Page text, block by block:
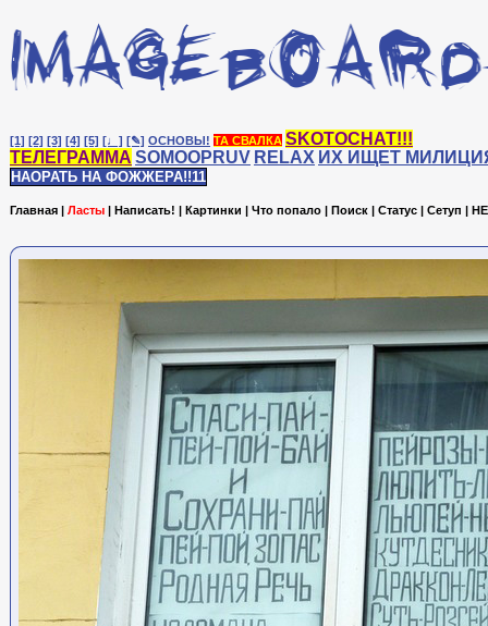
[1] [2] [3] [4] [5] [♩] [✎] ОСНОВЫ! ТА СВАЛКА SKOTOCHAT!!!
ТЕЛЕГРАММА SOMOOPRUV RELAX ИХ ИЩЕТ
НАОРАТЬ НА ФОЖЖЕРА!!11
Главная | Ласты | Написать! | Картинки | Что попало | Поиск | Статус | Сетуп |